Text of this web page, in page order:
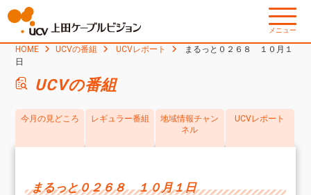
メニュー
HOME UCVの番組 UCVレポート
まるっと０２６８ １０月１
日
UCVの番組
今月の見どころ レギュラー番組
地域情報チャン
ネル
UCVレポート
まるっと０２６８ １０月１日